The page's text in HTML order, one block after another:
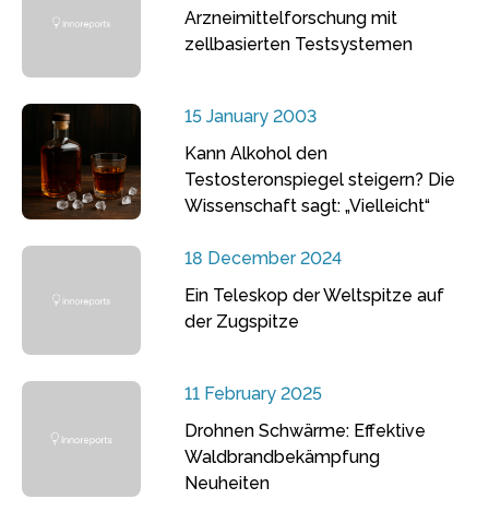
Arzneimittelforschung mit
zellbasierten Testsystemen
15 January 2003
Kann Alkohol den
Testosteronspiegel steigern? Die
Wissenschaft sagt: „Vielleicht“
18 December 2024
Ein Teleskop der Weltspitze auf
der Zugspitze
11 February 2025
Drohnen Schwärme: Effektive
Waldbrandbekämpfung
Neuheiten